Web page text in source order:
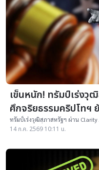
เข็นหนัก! ทรัมป์เร่ง
ศึกจริยธรรมคริปโทฯ
ทรัมป์เร่งวุฒิสภาสหรัฐฯ ผ่าน
ห้ามเจ้าหน้าที่รัฐและครอบครัวแสวงห
14 ก.ค. 2569 10:11 น.